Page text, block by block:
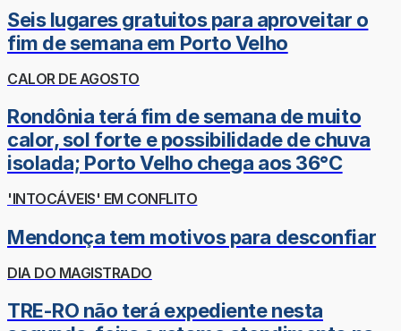
Seis lugares gratuitos para aproveitar o
fim de semana em Porto Velho
CALOR DE AGOSTO
Rondônia terá fim de semana de muito
calor, sol forte e possibilidade de chuva
isolada; Porto Velho chega aos 36°C
'INTOCÁVEIS' EM CONFLITO
Mendonça tem motivos para desconfiar
DIA DO MAGISTRADO
TRE-RO não terá expediente nesta